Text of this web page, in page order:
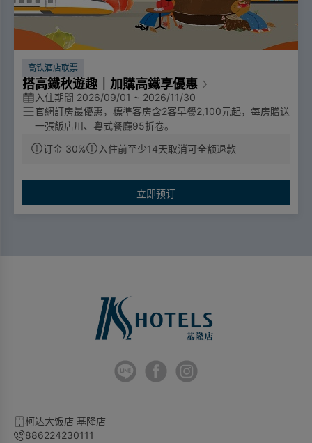
高铁酒店联票
搭高鐵秋遊趣｜加購高鐵享優惠
入住期間 2026/09/01 ~ 2026/11/30
官網訂房最優惠，標準客房含2客早餐2,100元起，每房贈送
一張飯店川、粵式餐廳95折卷。
🔼成人票：標準車廂對號座或商務車廂搭乘享全票票價95
订金 30% 入住前至少14天取消可全额退款
立即预订
柯达大饭店 基隆店
886224230111